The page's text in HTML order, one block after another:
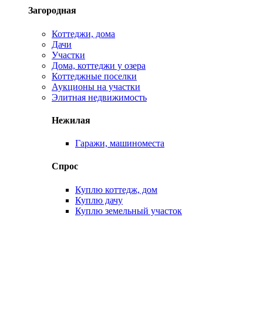
Загородная
Коттеджи, дома
Дачи
Участки
Дома, коттеджи у озера
Коттеджные поселки
Аукционы на участки
Элитная недвижимость
Нежилая
Гаражи, машиноместа
Спрос
Куплю коттедж, дом
Куплю дачу
Куплю земельный участок